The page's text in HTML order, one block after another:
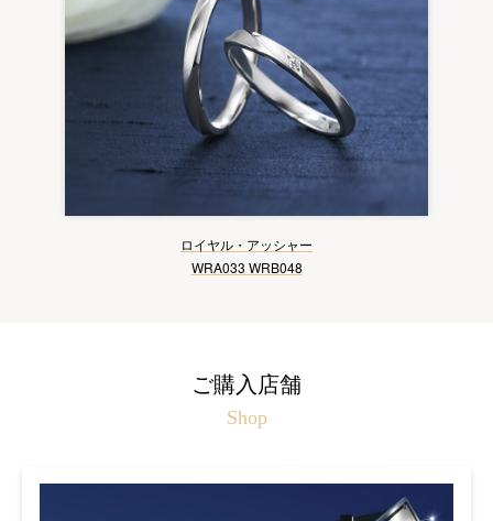
ロイヤル・アッシャー
WRA033 WRB048
ご購入店舗
Shop